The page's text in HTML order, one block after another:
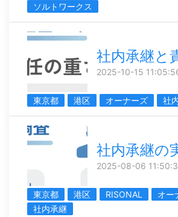
ソルトワークス
社内承継と
2025-10-15
東京都 港区 オーナーズ 社
社内承継の
2025-08-06
東京都 港区 RISONAL
オー
社内承継